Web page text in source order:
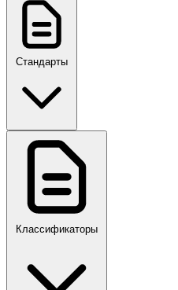
Стандарты
ГОСТ, ГОСТ Р, ПНСТ
Классификаторы